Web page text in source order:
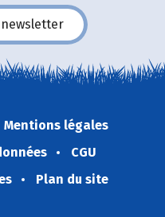
Mentions légales
CGU
Plan du site